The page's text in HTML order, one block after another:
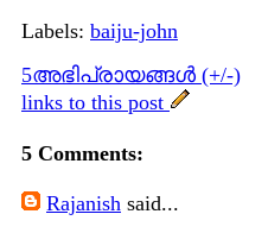
Labels: baiju-john
5അഭിപ്രായങ്ങള്‍ (+/-)
links to this post
5 Comments:
Rajanish said...